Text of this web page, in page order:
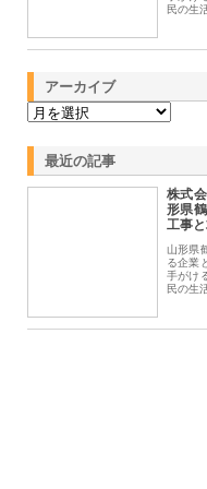
民の生
アーカイブ
最近の記事
株式
形県
工事
山形県
る企業
手がけ
民の生